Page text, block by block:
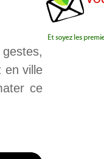
en ville
ce